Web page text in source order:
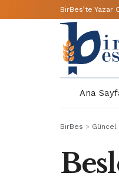
BirBes’te Yazar
Ana
BirBes > Güncel